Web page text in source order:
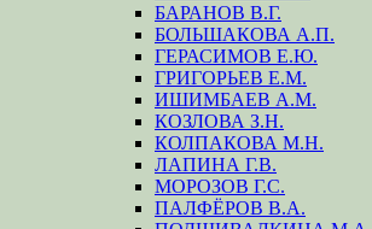
БАРАНОВ В.Г.
БОЛЬШАКОВА А.П.
ГЕРАСИМОВ Е.Ю.
ГРИГОРЬЕВ Е.М.
ИШИМБАЕВ А.М.
КОЗЛОВА З.Н.
КОЛПАКОВА М.Н.
ЛАПИНА Г.В.
МОРОЗОВ Г.С.
ПАЛФЁРОВ В.А.